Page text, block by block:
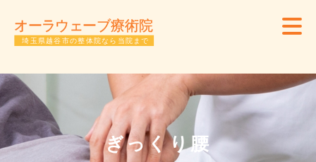
ぎっくり腰